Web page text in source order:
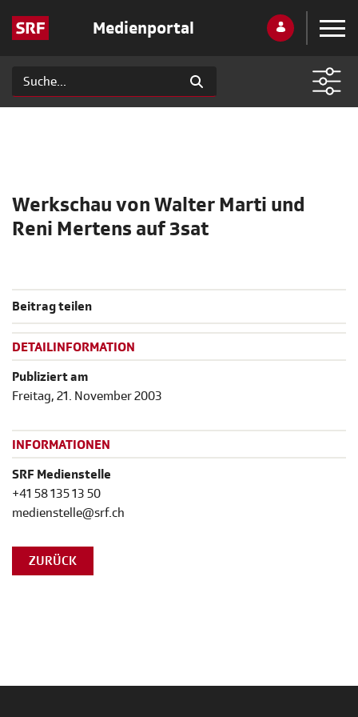
Medienportal
Werkschau von Walter Marti und
Reni Mertens auf 3sat
Beitrag teilen
DETAILINFORMATION
Publiziert am
Freitag, 21. November 2003
INFORMATIONEN
SRF Medienstelle
+41 58 135 13 50
medienstelle@srf.ch
ZURÜCK